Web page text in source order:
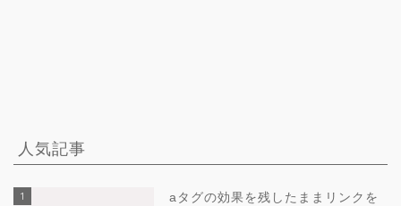
人気記事
1
aタグの効果を残したままリンクを